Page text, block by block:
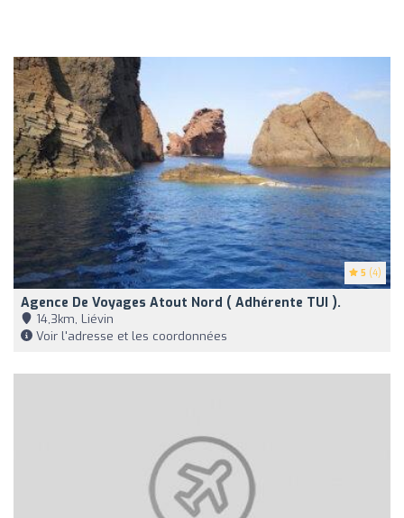
5 (4)
Agence De Voyages Atout Nord ( Adhérente TUI ).
14,3km, Liévin
Voir l'adresse et les coordonnées